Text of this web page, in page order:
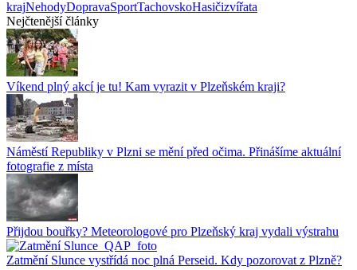
krajNehodyDopravaSportTachovskoHasičizvířata
Nejčtenější články
Víkend plný akcí je tu! Kam vyrazit v Plzeňském kraji?
Náměstí Republiky v Plzni se mění před očima. Přinášíme aktuální
fotografie z místa
Přijdou bouřky? Meteorologové pro Plzeňský kraj vydali výstrahu
Zatmění Slunce vystřídá noc plná Perseid. Kdy pozorovat z Plzně?